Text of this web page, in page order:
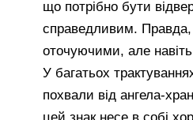
що потрібно бути
справедливим. Правда,
оточуючими, але
У багатьох
похвали від ангела-